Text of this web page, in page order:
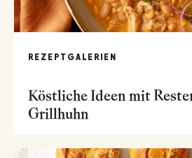
REZEPTGALERIEN
Köstliche Ideen mit
Grillhuhn